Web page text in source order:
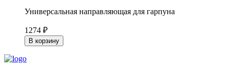
Универсальная направляющая для гарпуна
1274 ₽
В корзину